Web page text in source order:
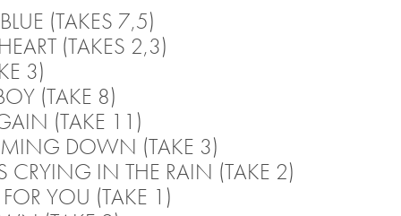
(TAKES 7,5)
(TAKES 2,3)
3)
(TAKE 8)
(TAKE 11)
DOWN (TAKE 3)
CRYING IN THE RAIN (TAKE 2)
FOR YOU (TAKE 1)